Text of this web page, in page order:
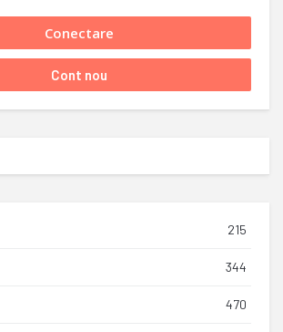
215
344
470